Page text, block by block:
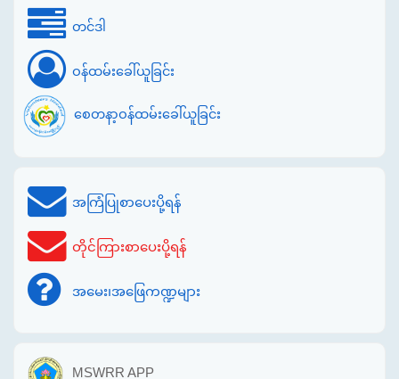
တင်ဒါ
ဝန်ထမ်းခေါ်ယူခြင်း
စေတနာ့ဝန်ထမ်းခေါ်ယူခြင်း
အကြံပြုစာပေးပို့ရန်
တိုင်ကြားစာပေးပို့ရန်
အမေး၊အဖြေကဏ္ဍများ
MSWRR APP